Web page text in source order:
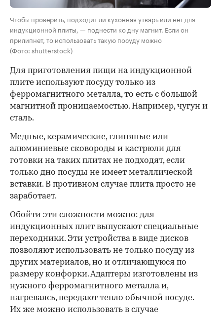
Чтобы проверить, подходит ли кухонная утварь или нет для
индукционной плиты, — поднести ко дну магнит. Если он
прилипнет, то использовать такую посуду можно
(Фото: shutterstock)
Для приготовления пищи на индукционной
плите используют посудутолько из
ферромагнитного металла, то есть с большой
магнитной проницаемостью. Например, чугун и
сталь.
Медные, керамические, глиняные или
алюминиевые сковороды и кастрюли для
готовки на таких плитах не подходят, если
только дно посуды не имеет металлической
вставки. В противном случае плита просто не
заработает.
Обойти эти сложности можно: для
индукционных плит выпускают специальные
переходники. Эти устройства в виде дисков
позволяют использовать не только посуду из
других материалов, но и отличающуюся по
размеру конфорки. Адаптеры изготовлены из
нужного ферромагнитного металла и,
нагреваясь, передают тепло обычной посуде.
Их же можно использовать в случае